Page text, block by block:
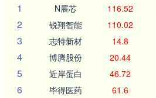
1
N展芯 116.52
2 锐翔智能 110.02
3 志特新材 14.8
4 博腾股份 20.44
5 近岸蛋白 46.72
6 毕得医药 61.6